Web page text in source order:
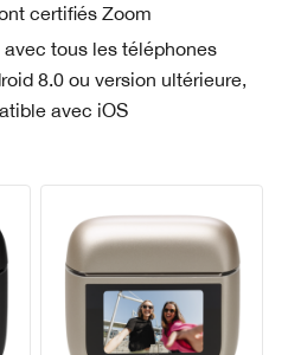
certifiés Zoom
tous les téléphones
8.0 ou version ultérieure,
avec iOS